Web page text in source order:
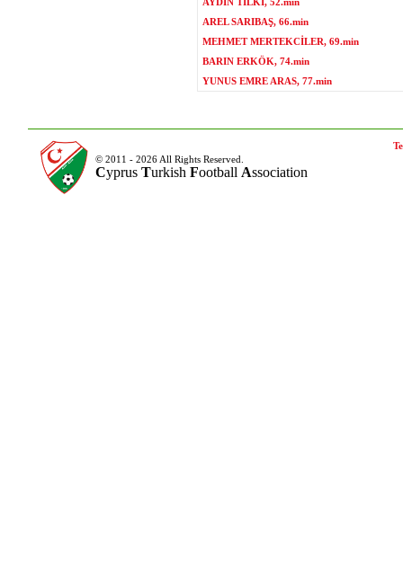
AREL SARIBAŞ, 66.min
MEHMET MERTEKCİLER, 69.min
BARIN ERKÖK, 74.min
YUNUS EMRE ARAS, 77.min
© 2011 - 2026 All Rights Reserved.
Cyprus Turkish Football Association